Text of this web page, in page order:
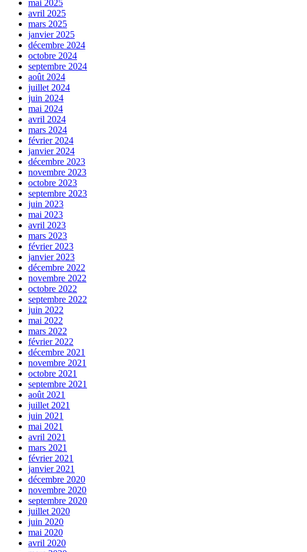
mai 2025
avril 2025
mars 2025
janvier 2025
décembre 2024
octobre 2024
septembre 2024
août 2024
juillet 2024
juin 2024
mai 2024
avril 2024
mars 2024
février 2024
janvier 2024
décembre 2023
novembre 2023
octobre 2023
septembre 2023
juin 2023
mai 2023
avril 2023
mars 2023
février 2023
janvier 2023
décembre 2022
novembre 2022
octobre 2022
septembre 2022
juin 2022
mai 2022
mars 2022
février 2022
décembre 2021
novembre 2021
octobre 2021
septembre 2021
août 2021
juillet 2021
juin 2021
mai 2021
avril 2021
mars 2021
février 2021
janvier 2021
décembre 2020
novembre 2020
septembre 2020
juillet 2020
juin 2020
mai 2020
avril 2020